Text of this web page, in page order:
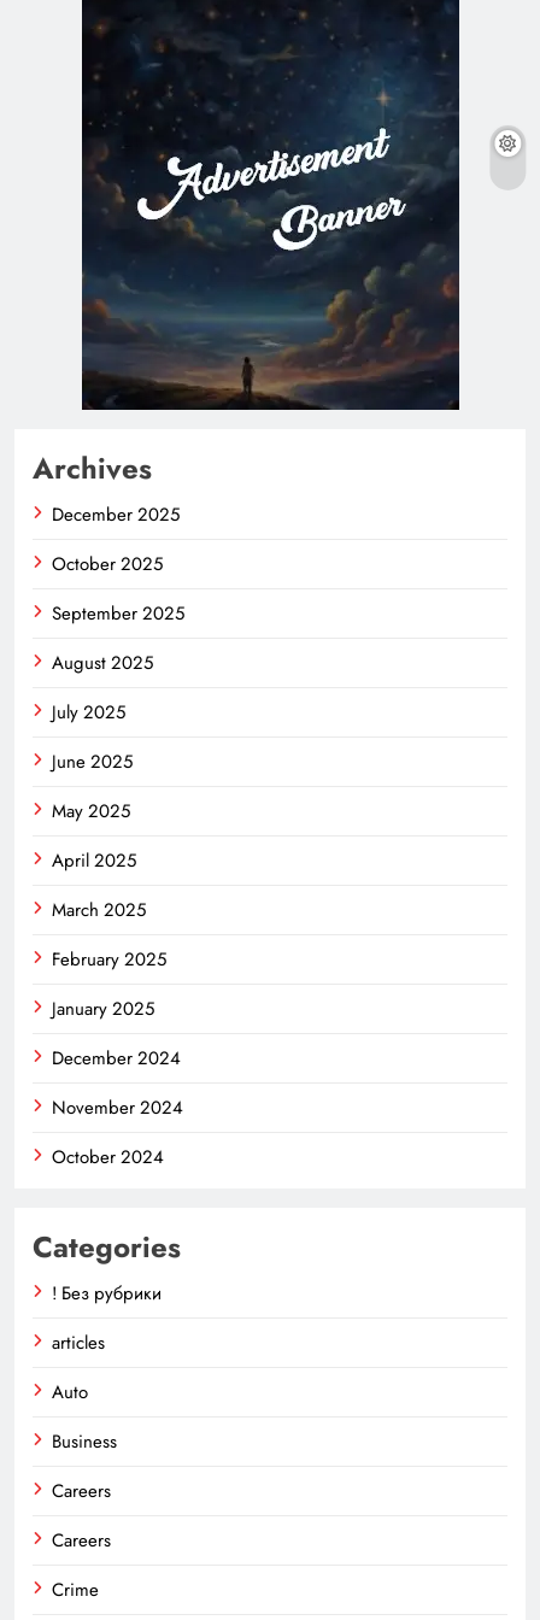
Archives
December 2025
October 2025
September 2025
August 2025
July 2025
June 2025
May 2025
April 2025
March 2025
February 2025
January 2025
December 2024
November 2024
October 2024
Categories
! Без рубрики
articles
Auto
Business
Careers
Careers
Crime